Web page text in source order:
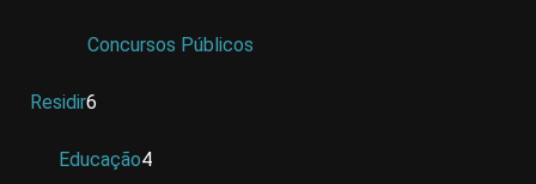
Concursos Públicos
Residir6
Educação4